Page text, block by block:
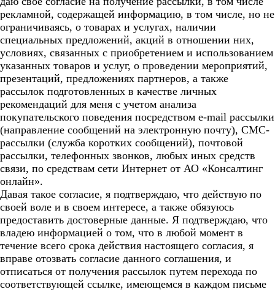
рекламной, содержащей информацию, в том числе, но не
ограничиваясь, о товарах и услугах, наличии
специальных предложений, акций в отношении них,
условиях, связанных с приобретением и использованием
указанных товаров и услуг, о проведении мероприятий,
презентаций, предложениях партнеров, а также
рассылок подготовленных в качестве личных
рекомендаций для меня с учетом анализа
покупательского поведения посредством e-mail рассылки
(направление сообщений на электронную почту), СМС-
рассылки (служба коротких сообщений), почтовой
рассылки, телефонных звонков, любых иных средств
связи, по средствам сети Интернет от АО «Консалтинг
онлайн».
Давая такое согласие, я подтверждаю, что действую по
своей воле и в своем интересе, а также обязуюсь
предоставить достоверные данные. Я подтверждаю, что
владею информацией о том, что в любой момент в
течение всего срока действия настоящего согласия, я
вправе отозвать согласие данного соглашения, и
отписаться от получения рассылок путем перехода по
соответствующей ссылке, имеющемся в каждом письме